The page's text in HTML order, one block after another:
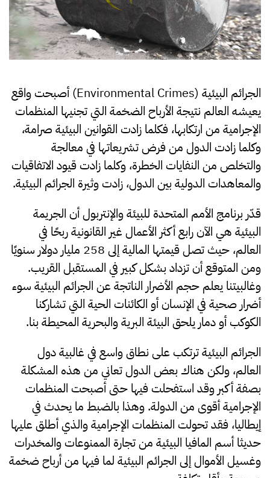
الجرائم البيئية (Environmental Crimes) أصبحت واقع
يعيشه العالم نتيجة الأرباح الضخمة التي تجنيها المنظمات
الإجرامية من ارتكابها، فكلما زادت القوانين البيئية صرامة،
وكلما زادت الدول من فرض تشريعاتها في معالجة
والتخلص من النفايات الخطرة، وكلما زادت قيود الاتفاقيات
والمعاهدات الدولية بين الدول، زادت وثيرة الجرائم البيئية.
قدّر برنامج الأمم المتحدة للبيئة والإنتربول أن الجريمة
البيئية هي الآن رابع أكثر الأعمال غير القانونية ربحًا في
العالم، حيث تصل قيمتها المالية إلى 258 مليار دولار سنويًا
ومن المتوقع أن تزداد بشكل كبير في المستقبل القريب.
وغالبيتنا يعلم حجم الأضرار الناتجة عن الجرائم البيئية سوء
أضرار صحية في الإنسان أو الكائنات الحية التي تشاركنا
الكوكب أو دمار يلحق البيئة البرية والبحرية المحيطة بنا.
الجرائم البيئية ترتكب على نطاق واسع في غالبية دول
العالم، ولكن هناك بعض الدول تعاني من هذه المشكلة
بصفة أكبر وقد استفحلت فيها حتى أصبحت المنظمات
الإجرامية أقوى من الدولة. وهذا بالضبط ما يحدث في
إيطاليا، فقد تحولت المنظمات الإجرامية والذي أطلق عليها
حديثا أسم المافيا البيئية من تجارة الممنوعات والمخدرات
وغسيل الأموال إلى الجرائم البيئية لما فيها من أرباح ضخمة